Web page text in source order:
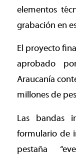
elementos
grabación en
El proyecto
aprobado
Araucanía
millones de
Las bandas
formulario de
pestaña